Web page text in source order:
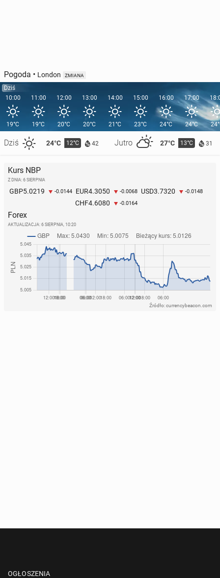
Pogoda • London ZMIANA
Dziś
10:00
19°C
Dziś 24°C 12°C 42 Jutro 27°C 13°C 31
11:00
19°C
12:00
20°C
13:00
20°C
14:00
21°C
15:00
23°C
16:00
24°C
17:00
24°C
Kurs NBP
Z DNIA: 6 SIERPNIA
GBP5.0219 -0.0144 EUR4.3050 -0.0068 USD3.7320 -0.0148
CHF4.6080 -0.0164
Forex
AKTUALIZACJA: 6 SIERPNIA, 10:20
Źródło: currencybeacon.com
OGŁOSZENIA